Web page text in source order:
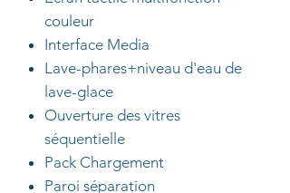
couleur
Interface Media
Lave-phares+niveau d'eau de
lave-glace
Ouverture des vitres
séquentielle
Pack Chargement
Paroi séparation